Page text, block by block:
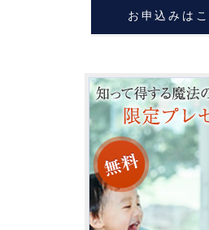
お申込みはこ